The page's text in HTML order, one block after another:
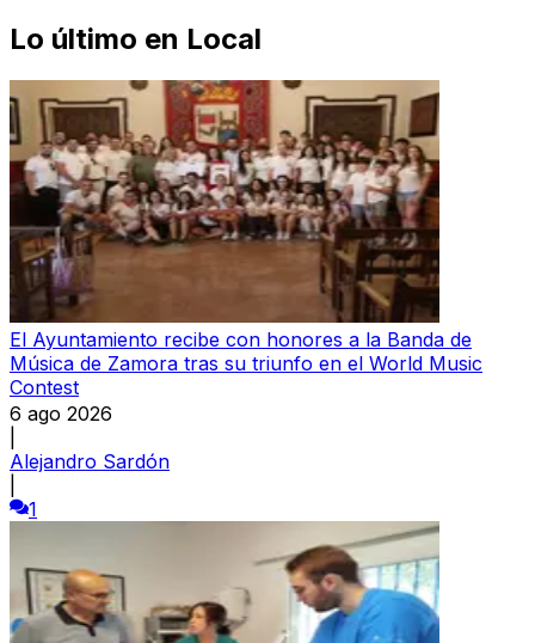
Lo último en Local
El Ayuntamiento recibe con honores a la Banda de
Música de Zamora tras su triunfo en el World Music
Contest
6 ago 2026
Alejandro Sardón
1